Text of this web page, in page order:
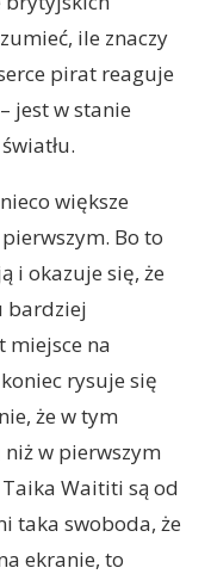
ile znaczy
pirat reaguje
jest w stanie
większe
Bo to
i okazuje się, że
bardziej
miejsce na
rysuje się
że w tym
w pierwszym
Waititi są od
taka swoboda, że
ekranie, to